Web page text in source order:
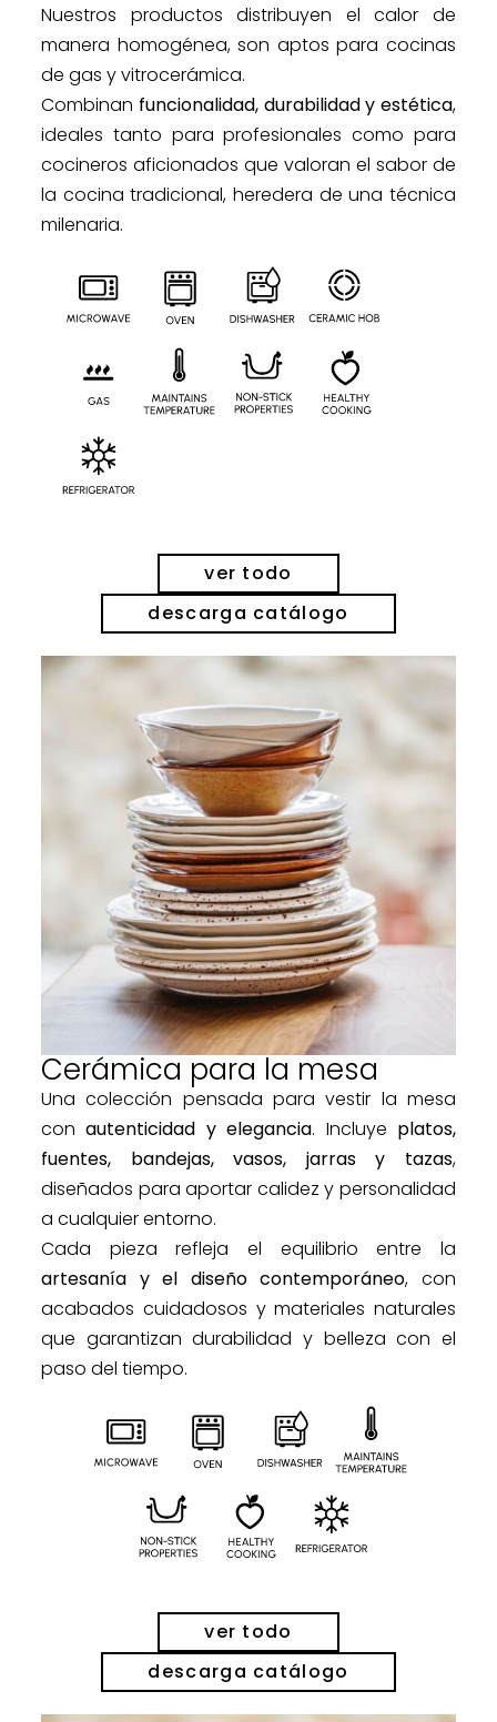
Nuestros productos distribuyen el calor de
manera homogénea, son aptos para cocinas
de gas y vitrocerámica.
Combinan funcionalidad, durabilidad y estética,
ideales tanto para profesionales como para
cocineros aficionados que valoran el sabor de
la cocina tradicional, heredera de una técnica
milenaria.
ver todo
descarga catálogo
Cerámica para la mesa
Una colección pensada para vestir la mesa
conautenticidad y elegancia. Incluye platos,
fuentes, bandejas, vasos, jarras y tazas,
diseñados para aportar calidez y personalidad
a cualquier entorno.
Cada pieza refleja el equilibrio entre la
artesanía y el diseño contemporáneo, con
acabados cuidadosos y materiales naturales
que garantizan durabilidad y belleza con el
paso del tiempo.
ver todo
descarga catálogo